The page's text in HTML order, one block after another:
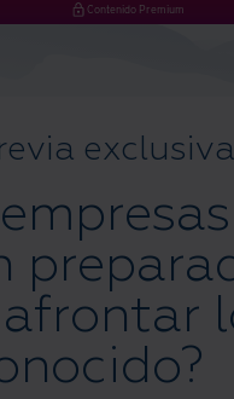
Contenido Premium
exclusiva